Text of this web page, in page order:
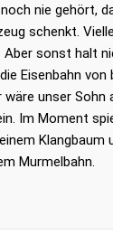
nie gehört,
schenkt.
Aber sonst halt
Eisenbahn
wäre unser Sohn
Im Moment
Klangbaum
Murmelbahn.